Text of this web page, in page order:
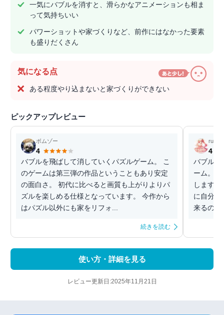
一気にバブルを消すと、滑らかなアニメーションも相ま
って気持ちいい
パワーショットや家づくりなど、前作にはなかった要素
も盛りだくさん
気になる点
ある程度やり込まないと家づくりができない
ピックアップレビュー
ボムゾー
4
バブルを飛ばして消していくパズルゲーム。 こ
のゲームは第三弾の作品ということもあり安定
の面白さ。 初代に比べると画質も上がりよりパ
ズルを楽しめる仕様となっています。 今作から
はパズル以外にも家をリフォ...
続きを読む
ruby
4
バブルを
ーム。バ
します
に自分で
来るので
使い方・詳細を見る
レビュー更新日:2025年11月21日